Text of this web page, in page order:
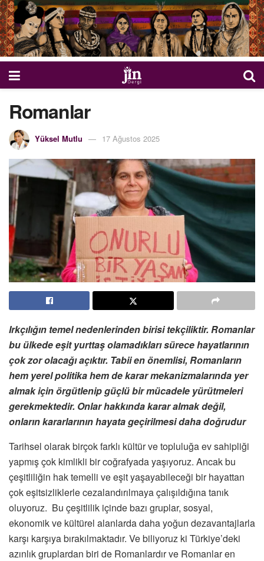
Romanlar
Yüksel Mutlu 17 Ağustos 2025
Irkçılığın temel nedenlerinden birisi tekçiliktir. Romanlar
bu ülkede eşit yurttaş olamadıkları sürece hayatlarının
çok zor olacağı açıktır. Tabii en önemlisi, Romanların
hem yerel politika hem de karar mekanizmalarında yer
almak için örgütlenip güçlü bir mücadele yürütmeleri
gerekmektedir. Onlar hakkında karar almak değil,
onların kararlarının hayata geçirilmesi daha doğrudur
Tarihsel olarak birçok farklı kültür ve topluluğa ev sahipliği
yapmış çok kimlikli bir coğrafyada yaşıyoruz. Ancak bu
çeşitliliğin hak temelli ve eşit yaşayabileceği bir hayattan
çok eşitsizliklerle cezalandırılmaya çalışıldığına tanık
oluyoruz. Bu çeşitlilik içinde bazı gruplar, sosyal,
ekonomik ve kültürel alanlarda daha yoğun dezavantajlarla
karşı karşıya bırakılmaktadır. Ve biliyoruz ki Türkiye’deki
azınlık gruplardan biri de Romanlardır ve Romanlar en